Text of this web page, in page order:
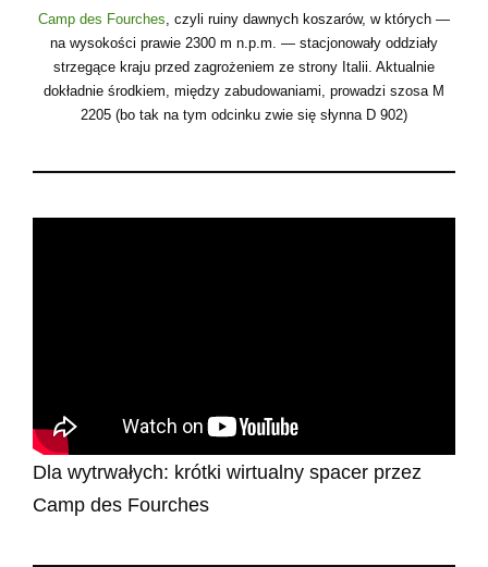
Camp des Fourches, czyli ruiny dawnych koszarów, w których —
na wysokości prawie 2300 m n.p.m. — stacjonowały oddziały
strzegące kraju przed zagrożeniem ze strony Italii. Aktualnie
dokładnie środkiem, między zabudowaniami, prowadzi szosa M
2205 (bo tak na tym odcinku zwie się słynna D 902)
Dla wytrwałych: krótki wirtualny spacer przez
Camp des Fourches